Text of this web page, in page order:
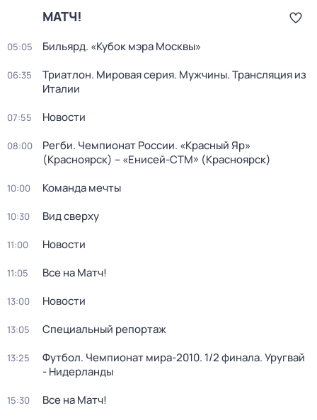
МАТЧ!
05:05 Бильярд. «Кубок мэра Москвы»
06:35
Триатлон. Мировая серия. Мужчины. Трансляция из
Италии
07:55 Новости
08:00
Регби. Чемпионат России. «Красный Яр»
(Красноярск) – «Енисей-СТМ» (Красноярск)
10:00 Команда мечты
10:30 Вид сверху
11:00 Новости
11:05 Все на Матч!
13:00 Новости
13:05 Специальный репортаж
13:25
Футбол. Чемпионат мира-2010. 1/2 финала. Уругвай
- Нидерланды
15:30 Все на Матч!